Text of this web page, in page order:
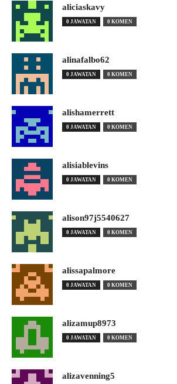
aliciaskavy
0 JAWATAN 0 KOMEN
alinafalbo62
0 JAWATAN 0 KOMEN
alishamerrett
0 JAWATAN 0 KOMEN
alisiablevins
0 JAWATAN 0 KOMEN
alison97j5540627
0 JAWATAN 0 KOMEN
alissapalmore
0 JAWATAN 0 KOMEN
alizamup8973
0 JAWATAN 0 KOMEN
alizavenning5